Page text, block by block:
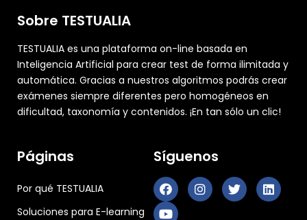
Sobre TESTUALIA
TESTUALIA es una plataforma on-line basada en
Inteligencia Artificial para crear test de forma ilimitada y
automática. Gracias a nuestros algoritmos podrás crear
exámenes siempre diferentes pero homogéneos en
dificultad, taxonomía y contenidos. ¡En tan sólo un clic!
Páginas
Por qué TESTUALIA
Soluciones para E-learning
Síguenos